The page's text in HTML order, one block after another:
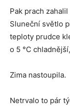
Pak prach
Sluneční světlo
teploty prudce
o 5 °C
Zima nastoupila.
Netrvalo to pár